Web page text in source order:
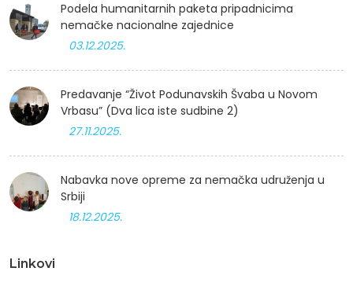
Podela humanitarnih paketa pripadnicima
nemačke nacionalne zajednice
03.12.2025.
Predavanje “Život Podunavskih Švaba u Novom
Vrbasu” (Dva lica iste sudbine 2)
27.11.2025.
Nabavka nove opreme za nemačka udruženja u
Srbiji
18.12.2025.
Linkovi